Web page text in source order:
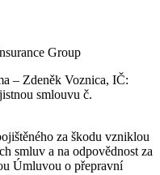
Group
– Zdeněk Voznica, IČ:
smlouvu č.
za škodu vzniklou
smluv a na odpovědnost za
Úmluvou o přepravní